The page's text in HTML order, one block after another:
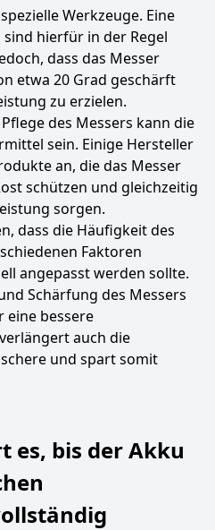
Werkzeuge. Eine
sind hierfür in der Regel
dass das Messer
etwa 20 Grad geschärft
zu erzielen.
des Messers kann die
sein. Einige Hersteller
an, die das Messer
schützen und gleichzeitig
sorgen.
dass die Häufigkeit des
Faktoren
angepasst werden sollte.
Schärfung des Messers
bessere
auch die
und spart somit
es, bis der Akku